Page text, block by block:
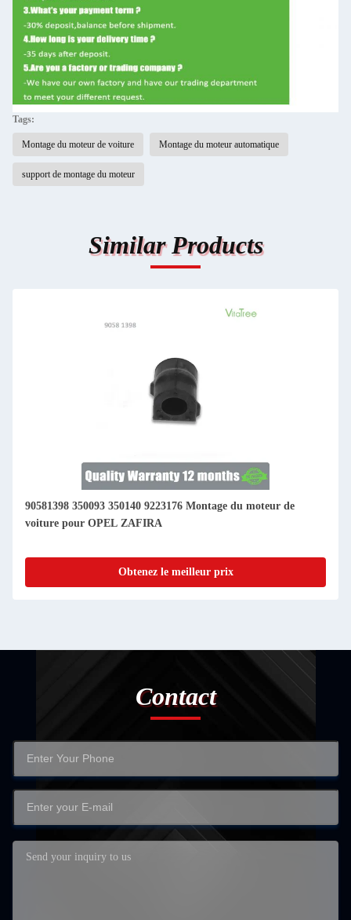
Tags:
Montage du moteur de voiture Montage du moteur automatique
support de montage du moteur
Similar Products
90581398 350093 350140 9223176 Montage du moteur de
voiture pour OPEL ZAFIRA
Obtenez le meilleur prix
Contact